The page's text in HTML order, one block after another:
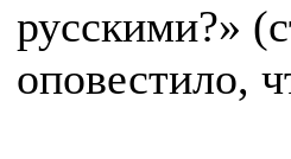
русскими?»
оповестило,